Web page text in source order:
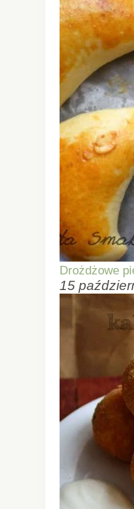
Drożdżowe
15